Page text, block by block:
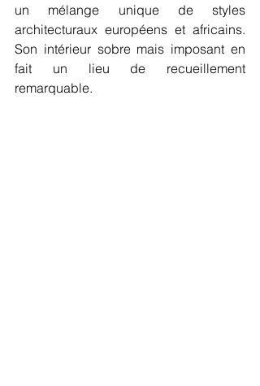
un mélange unique de styles
architecturaux européens et africains.
Son intérieur sobre mais imposant en
fait un lieu de recueillement
remarquable.